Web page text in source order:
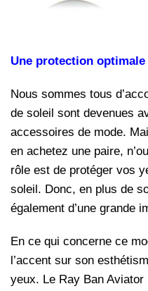
Une protection
Nous sommes tous
de soleil sont devenues
accessoires de mode.
en achetez une paire,
rôle est de protéger vos
soleil. Donc, en plus de
également d’une grande
En ce qui concerne ce
l’accent sur son
yeux. Le Ray Ban